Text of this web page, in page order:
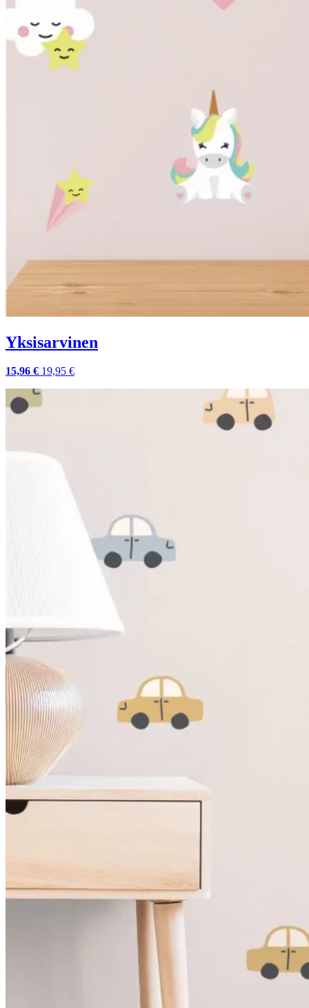
Yksisarvinen
15,96 € 19,95 €